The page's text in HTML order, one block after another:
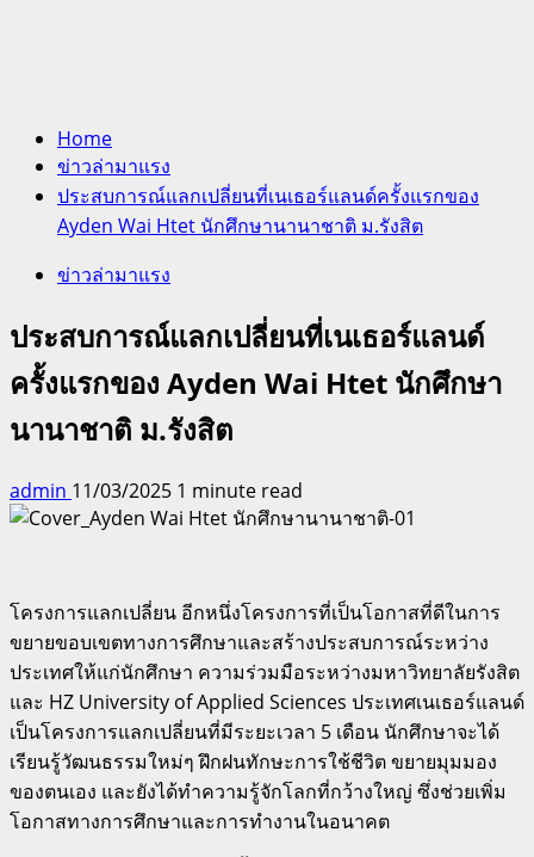
Home
ข่าวล่ามาแรง
ประสบการณ์แลกเปลี่ยนที่เนเธอร์แลนด์ครั้งแรกของ
Ayden Wai Htet นักศึกษานานาชาติ ม.รังสิต
ข่าวล่ามาแรง
ประสบการณ์แลกเปลี่ยนที่เนเธอร์แลนด์
ครั้งแรกของ Ayden Wai Htet นักศึกษา
นานาชาติ ม.รังสิต
admin 11/03/2025 1 minute read
โครงการแลกเปลี่ยน อีกหนึ่งโครงการที่เป็นโอกาสที่ดีในการ
ขยายขอบเขตทางการศึกษาและสร้างประสบการณ์ระหว่าง
ประเทศให้แก่นักศึกษา ความร่วมมือระหว่างมหาวิทยาลัยรังสิต
และ HZ University of Applied Sciences ประเทศเนเธอร์แลนด์
เป็นโครงการแลกเปลี่ยนที่มีระยะเวลา 5 เดือน นักศึกษาจะได้
เรียนรู้วัฒนธรรมใหม่ๆ ฝึกฝนทักษะการใช้ชีวิต ขยายมุมมอง
ของตนเอง และยังได้ทำความรู้จักโลกที่กว้างใหญ่ ซึ่งช่วยเพิ่ม
โอกาสทางการศึกษาและการทำงานในอนาคต